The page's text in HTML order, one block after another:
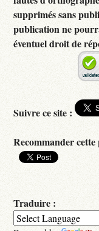
supprimés sans
publication ne
éventuel droit de
Suivre ce site :
Recommander cette
Traduire :